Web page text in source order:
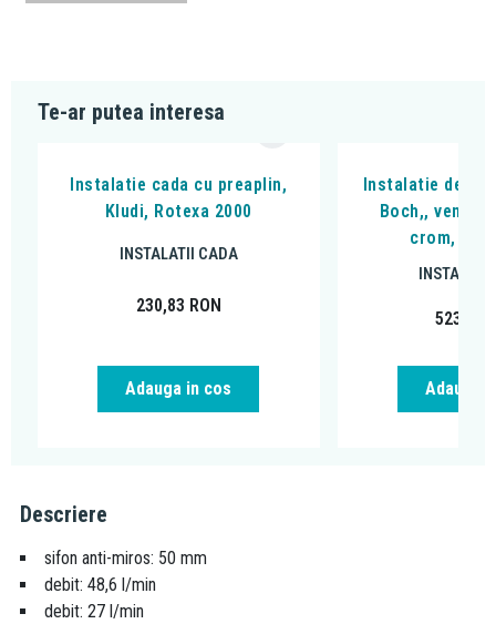
Te-ar putea interesa
Instalatie cada cu preaplin,
Kludi, Rotexa 2000
INSTALATII CADA
230,83 RON
Adauga in cos
Instalatie de
Boch,, ventil
crom,
523,34
Adauga
Descriere
sifon anti-miros: 50 mm
debit: 48,6 l/min
debit: 27 l/min